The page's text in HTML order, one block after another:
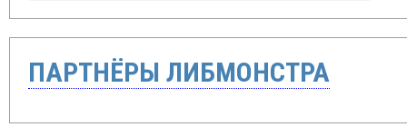
ПАРТНЁРЫ ЛИБМОНСТРА